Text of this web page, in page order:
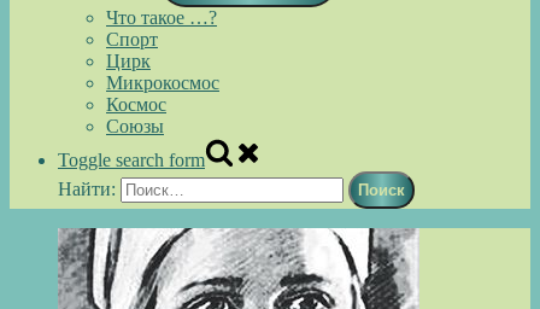
Что такое …?
Спорт
Цирк
Микрокосмос
Космос
Союзы
Toggle search form
Найти: